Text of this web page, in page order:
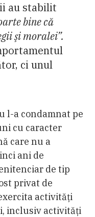
au stabilit
bine că
şi moralei”.
ci unul
l-a condamnat pe
cu caracter
care nu a
ani de
de tip
privat de
activități
inclusiv activități